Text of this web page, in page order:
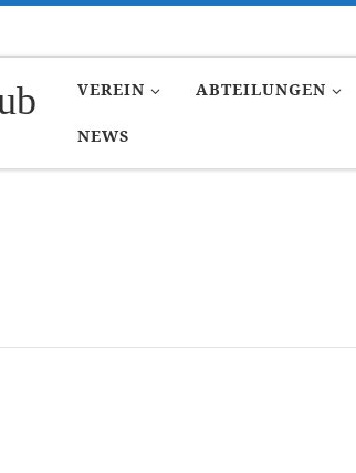
VEREIN ABTEILUNGEN
NEWS